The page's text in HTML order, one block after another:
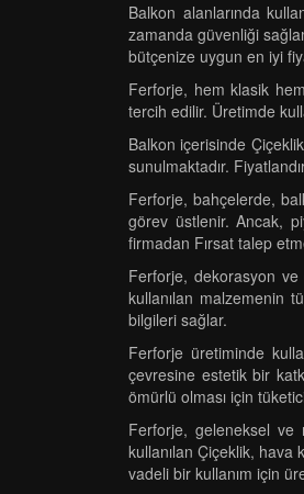
Balkon alanlarında
zamanda güvenliği
bütçenize uygun en iyi
Ferforje, hem klasik
tercih edilir. Üretimde
Balkon içerisinde
sunulmaktadır.
Ferforje, bahçelerde,
görev üstlenir. Ancak,
firmadan Fırsat talep
Ferforje, dekorasyon
kullanılan malzemenin
bilgileri sağlar.
Ferforje üretiminde
çevresine estetik bir
ömürlü olması için
Ferforje, geleneksel ve
kullanılan Çiçeklik, hava
vadeli bir kullanım için